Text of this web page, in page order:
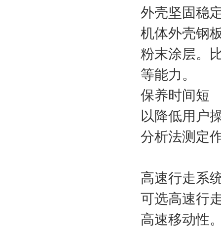
外壳坚固稳
机体外壳钢
粉末涂层。
等能力。
保养时间短
以降低用户
分析法测定
高速行走系
可选高速行
高速移动性